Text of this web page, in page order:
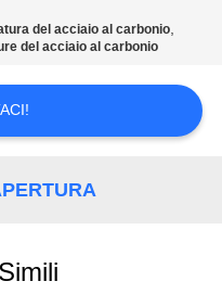
del acciaio al carbonio,
del acciaio al carbonio